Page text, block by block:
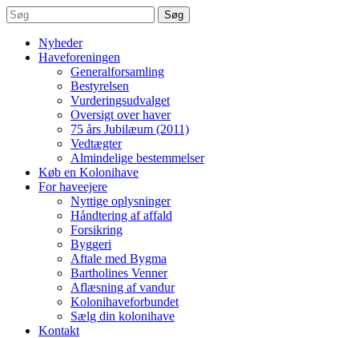
Søg
Nyheder
Haveforeningen
Generalforsamling
Bestyrelsen
Vurderingsudvalget
Oversigt over haver
75 års Jubilæum (2011)
Vedtægter
Almindelige bestemmelser
Køb en Kolonihave
For haveejere
Nyttige oplysninger
Håndtering af affald
Forsikring
Byggeri
Aftale med Bygma
Bartholines Venner
Aflæsning af vandur
Kolonihaveforbundet
Sælg din kolonihave
Kontakt